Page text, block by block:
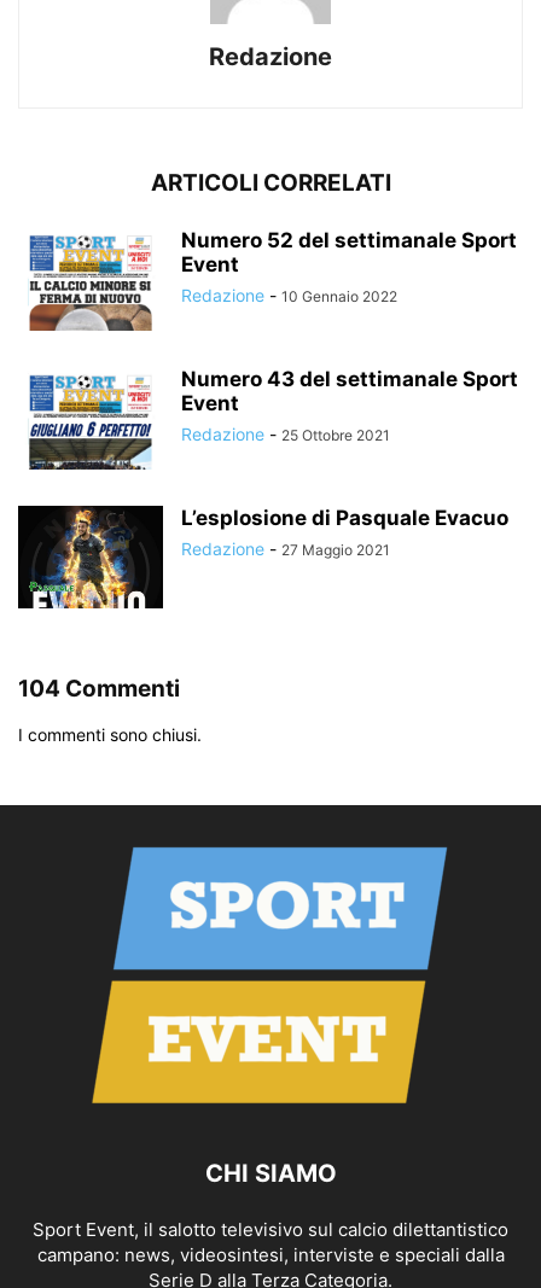
Redazione
ARTICOLI CORRELATI
Numero 52 del settimanale Sport
Event
Redazione - 10 Gennaio 2022
Numero 43 del settimanale Sport
Event
Redazione - 25 Ottobre 2021
L’esplosione di Pasquale Evacuo
Redazione - 27 Maggio 2021
104 Commenti
I commenti sono chiusi.
CHI SIAMO
Sport Event, il salotto televisivo sul calcio dilettantistico
campano: news, videosintesi, interviste e speciali dalla
Serie D alla Terza Categoria.